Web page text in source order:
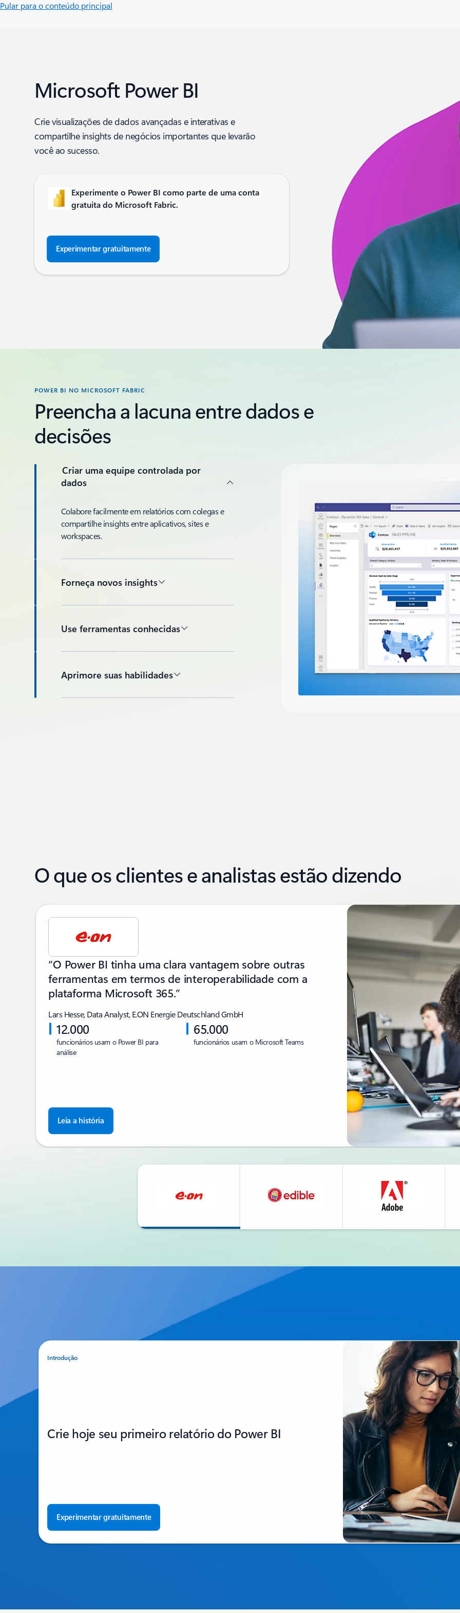
Pular para o conteúdo principal
Microsoft Power BI
Crie visualizações de dados avançadas e interativas e
compartilhe insights de negócios importantes que levarão
você ao sucesso.
Experimente o Power BI como parte de uma conta
gratuita do Microsoft Fabric.
Experimentar gratuitamente
POWER BI NO MICROSOFT FABRIC
Preencha a lacuna entre dados e
decisões
Criar uma equipe controlada por
dados
Colabore facilmente em relatórios com colegas e
compartilhe insights entre aplicativos, sites e
workspaces.
Forneça novos insights
Use ferramentas conhecidas
Aprimore suas habilidades
O que os clientes e analistas estão dizendo
“O Power BI tinha uma clara vantagem sobre outras
ferramentas em termos de interoperabilidade com a
plataforma Microsoft 365.”
Lars Hesse, Data Analyst, E.ON Energie Deutschland GmbH
12.000
funcionários usam o Power BI para
análise
65.000
funcionários usam o Microsoft Teams
Leia a história
Introdução
Crie hoje seu primeiro relatório do Power BI
Experimentar gratuitamente